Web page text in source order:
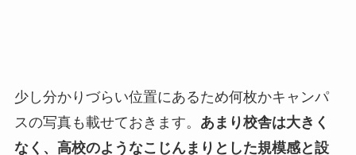
少し分かりづらい位置にあるため何枚かキャンパ
スの写真も載せておきます。 あまり校舎は大きく
なく、高校のようなこじんまりとした規模感と設